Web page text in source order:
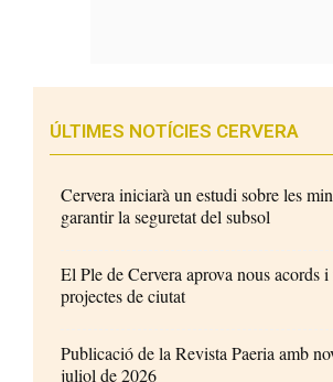
ÚLTIMES NOTÍCIES CERVERA
Cervera iniciarà un estudi sobre les
garantir la seguretat del subsol
El Ple de Cervera aprova nous acords
projectes de ciutat
Publicació de la Revista Paeria amb
juliol de 2026